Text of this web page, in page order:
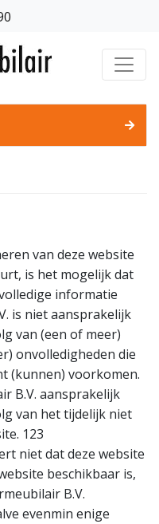
van deze website
is het mogelijk dat
informatie
is niet aansprakelijk
van (een of meer)
onvolledigheden die
(kunnen) voorkomen.
B.V. aansprakelijk
van het tijdelijk niet
123
niet dat deze website
beschikbaar is,
B.V.
evenmin enige